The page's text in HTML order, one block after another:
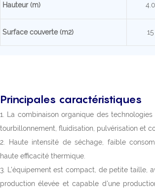
Hauteur (m) 4.0
Surface couverte (m2) 15
Principales caractéristiques
1. La combinaison organique des
tourbillonnement, fluidisation, pulvérisation et
2. Haute intensité de séchage, faible
haute efficacité thermique.
3. L'équipement est compact, de petite taille,
production élevée et capable d'une